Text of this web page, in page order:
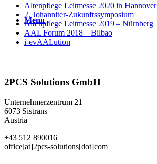
Menu
Altenpflege Leitmesse 2020 in Hannover
2. Johanniter-Zukunftssymposium
Altenpflege Leitmesse 2019 – Nürnberg
AAL Forum 2018 – Bilbao
i-evAALution
2PCS Solutions GmbH
Unternehmerzentrum 21
6073 Sistrans
Austria
+43 512 890016
office[at]2pcs-solutions[dot]com